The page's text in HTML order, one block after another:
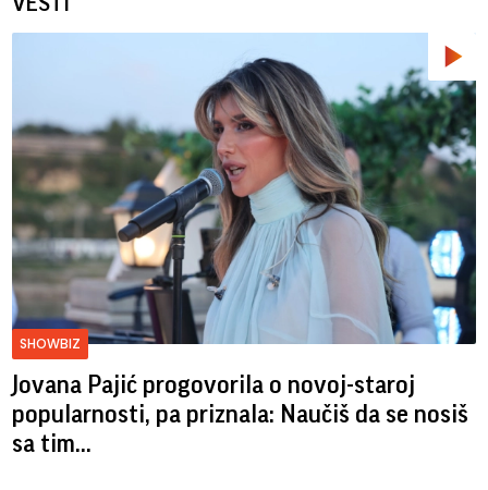
SHOWBIZ
Jovana Pajić progovorila o novoj-staroj
popularnosti, pa priznala: Naučiš da se nosiš
sa tim...